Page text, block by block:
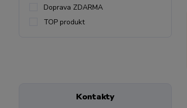
Doprava ZDARMA
TOP produkt
Kontakty